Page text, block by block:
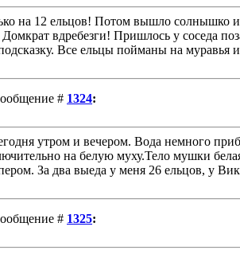
на 12 ельцов! Потом вышло солнышко
вдребезги! Пришлось у соседа
Все ельцы пойманы на муравья
# 1324:
утром и вечером. Вода немного
на белую муху.Тело мушки
За два выеда у меня 26 ельцов, у
# 1325: